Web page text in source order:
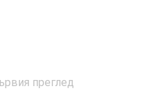
преглед